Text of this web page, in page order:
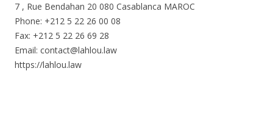
7 , Rue Bendahan 20 080 Casablanca MAROC
Phone: +212 5 22 26 00 08
Fax: +212 5 22 26 69 28
Email: contact@lahlou.law
https://lahlou.law